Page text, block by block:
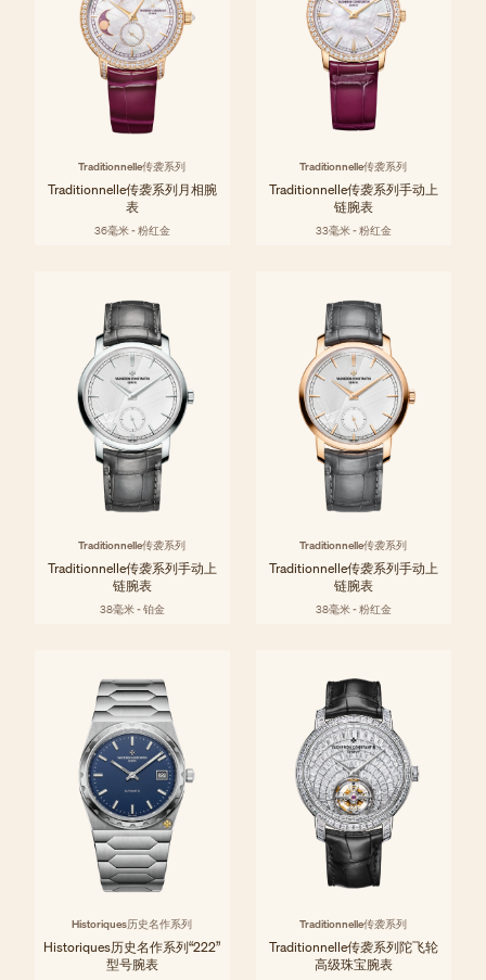
Traditionnelle传袭系列
Traditionnelle传袭系列月相腕
表
36毫米 - 粉红金
Traditionnelle传袭系列
Traditionnelle传袭系列手动上
链腕表
33毫米 - 粉红金
Traditionnelle传袭系列
Traditionnelle传袭系列手动上
链腕表
38毫米 - 铂金
Traditionnelle传袭系列
Traditionnelle传袭系列手动上
链腕表
38毫米 - 粉红金
Historiques历史名作系列
Historiques历史名作系列“222”
型号腕表
Traditionnelle传袭系列
Traditionnelle传袭系列陀飞轮
高级珠宝腕表